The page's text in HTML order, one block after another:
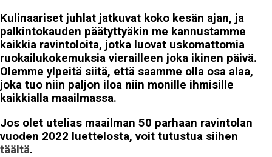
Kulinaariset juhlat jatkuvat koko kesän ajan, ja
palkintokauden päätyttyäkin me kannustamme
kaikkia ravintoloita, jotka luovat uskomattomia
ruokailukokemuksia vierailleen joka ikinen päivä.
Olemme ylpeitä siitä, että saamme olla osa alaa,
joka tuo niin paljon iloa niin monille ihmisille
kaikkialla maailmassa.
Jos olet utelias maailman 50 parhaan ravintolan
vuoden 2022 luettelosta, voit tutustua siihen
täältä.